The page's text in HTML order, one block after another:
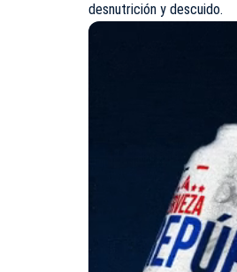
desnutrición y descuido.